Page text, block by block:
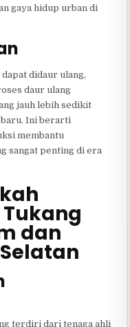
gaya hidup urban di
didaur ulang,
daur ulang
jauh lebih sedikit
baru. Ini berarti
membantu
sangat penting di era
dan
terdiri dari tenaga ahli